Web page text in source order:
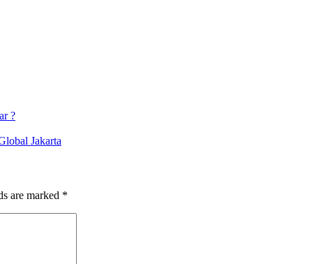
?
Jakarta
are marked *